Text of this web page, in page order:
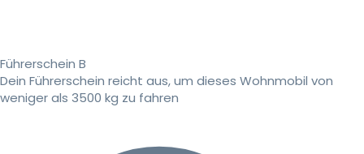
Führerschein B
Dein Führerschein reicht aus, um dieses Wohnmobil von
weniger als 3500 kg zu fahren